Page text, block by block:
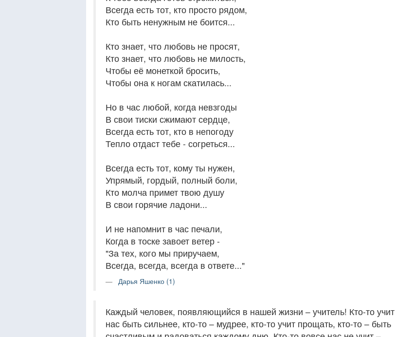
Всегда есть тот, кто просто рядом,
Кто быть ненужным не боится...
Кто знает, что любовь не просят,
Кто знает, что любовь не милость,
Чтобы её монеткой бросить,
Чтобы она к ногам скатилась...
Но в час любой, когда невзгоды
В свои тиски сжимают сердце,
Всегда есть тот, кто в непогоду
Тепло отдаст тебе - согреться...
Всегда есть тот, кому ты нужен,
Упрямый, гордый, полный боли,
Кто молча примет твою душу
В свои горячие ладони...
И не напомнит в час печали,
Когда в тоске завоет ветер -
"За тех, кого мы приручаем,
Всегда, всегда, всегда в ответе..."
Дарья Яшенко (1)
Каждый человек, появляющийся в нашей жизни – учитель! Кто-то учит
нас быть сильнее, кто-то – мудрее, кто-то учит прощать, кто-то – быть